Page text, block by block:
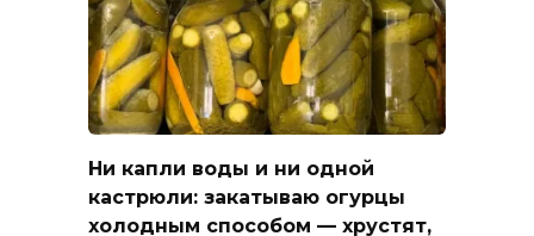
Ни капли воды и ни одной
кастрюли: закатываю огурцы
холодным способом — хрустят,